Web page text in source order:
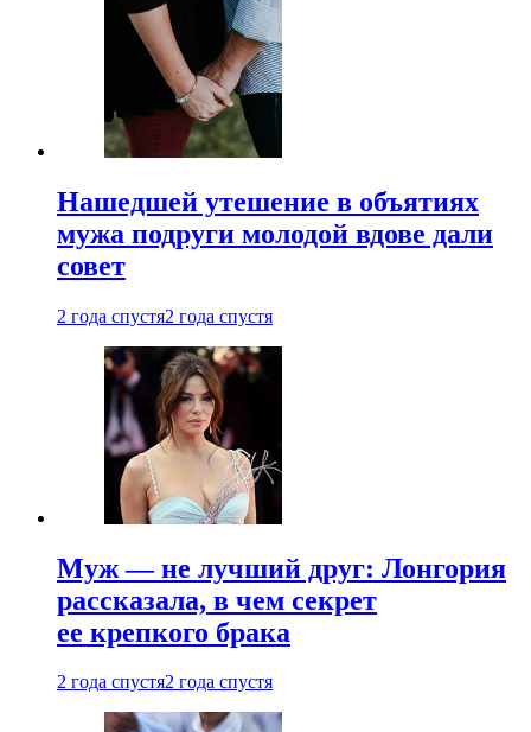
Нашедшей утешение в объятиях
мужа подруги молодой вдове дали
совет
2 года спустя2 года спустя
Муж — не лучший друг: Лонгория
рассказала, в чем секрет
ее крепкого брака
2 года спустя2 года спустя